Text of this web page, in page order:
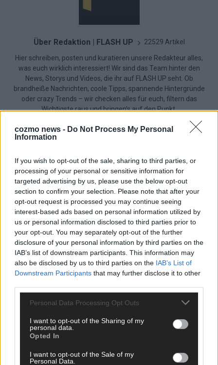
cozmo news - Do Not Process My Personal
Information
If you wish to opt-out of the sale, sharing to third parties, or
processing of your personal or sensitive information for
targeted advertising by us, please use the below opt-out
section to confirm your selection. Please note that after your
opt-out request is processed you may continue seeing
interest-based ads based on personal information utilized by
us or personal information disclosed to third parties prior to
your opt-out. You may separately opt-out of the further
disclosure of your personal information by third parties on the
IAB’s list of downstream participants. This information may
also be disclosed by us to third parties on the IAB’s List of
Downstream Participants that may further disclose it to other
Personal Data Processing Opt Outs
I want to opt-out of the Sharing of my
personal data.
Opted In
I want to opt-out of the Sale of my
Personal Data.
Über Redaktion | FLASH UP 22529 Artikel
Hier schreiben, posten und kuratieren unsere Redakteur alles,
was euch wirklich interessiert! Wir sind das Team hinter den
News, Storys und Videos, die ihr auf FLASH UP seht. Ob
brandheiße Nachrichten, coole Tipps, spannende Hintergründe
oder crazy Trends – wir checken alles für euch, filtern das
Wichtigste raus und bringen’s auf den Punkt.
TOP STORIES
Europa-Park 2026 macht vieles neu
Juni 2026